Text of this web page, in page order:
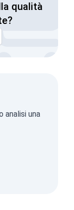
qualità
analisi una